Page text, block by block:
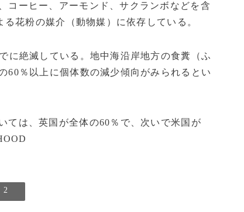
ーヒー、アーモンド、サクランボなどを含
花粉の媒介（動物媒）に依存している。
絶滅している。地中海沿岸地方の食糞（ふ
60％以上に個体数の減少傾向がみられるとい
は、英国が全体の60％で、次いで米国が
2